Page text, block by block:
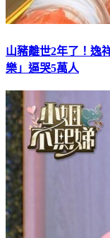
山豬離世2年了！逸
樂」逼哭5萬人